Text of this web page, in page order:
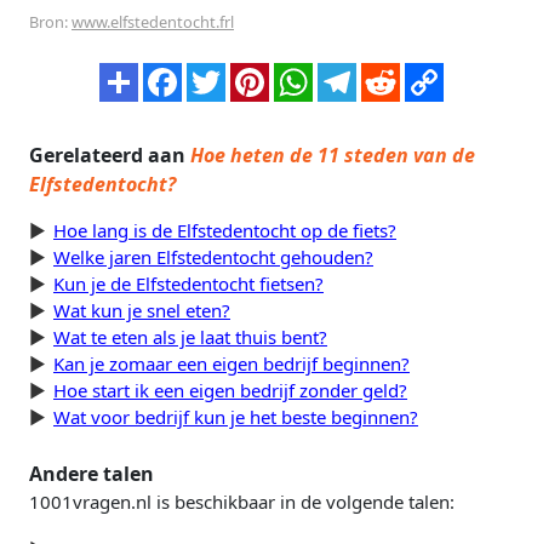
Bron:www.elfstedentocht.frl
Gerelateerd aan Hoe heten de 11 steden van de
Elfstedentocht?
Hoe lang is de Elfstedentocht op de fiets?
Welke jaren Elfstedentocht gehouden?
Kun je de Elfstedentocht fietsen?
Wat kun je snel eten?
Wat te eten als je laat thuis bent?
Kan je zomaar een eigen bedrijf beginnen?
Hoe start ik een eigen bedrijf zonder geld?
Wat voor bedrijf kun je het beste beginnen?
Andere talen
1001vragen.nl is beschikbaar in de volgende talen: